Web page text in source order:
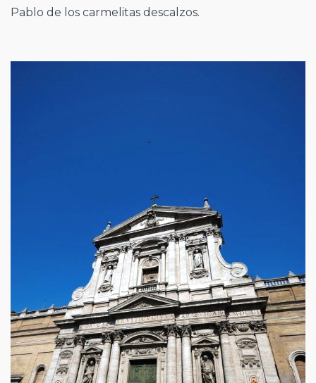
Pablo de los carmelitas descalzos.